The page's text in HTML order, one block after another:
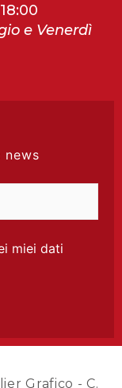
e Venerdì
miei dati
Grafico - C.